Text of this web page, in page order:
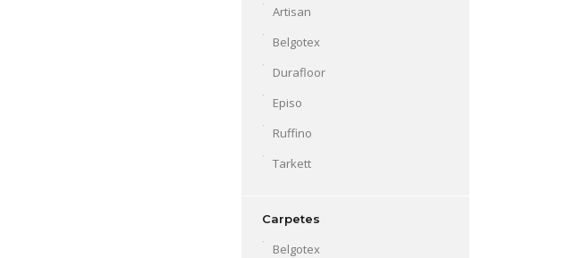
Artisan
Belgotex
Durafloor
Episo
Ruffino
Tarkett
Carpetes
Belgotex